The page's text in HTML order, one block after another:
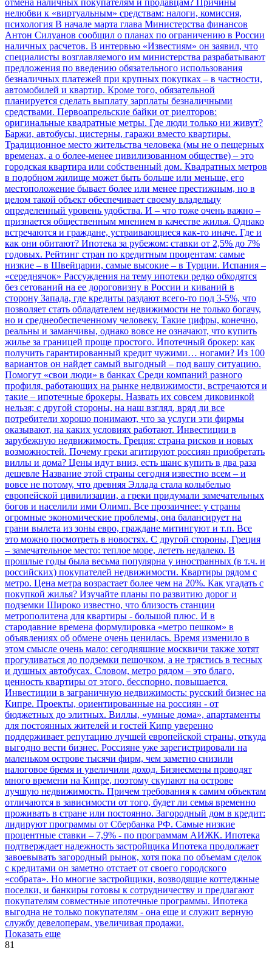
нелюбви к «виртуальным» средствам: налоги, комиссия,
психология В начале марта глава Министерства финансов
Антон Силуанов сообщил о планах по ограничению в России
наличных расчетов. В интервью «Известиям» он заявил, что
специалисты возглавляемого им министерства разрабатывают
предложения по введению обязательного использования
безналичных платежей при крупных покупках – в частности,
автомобилей и квартир. Кроме того, обязательной
планируется сделать выплату зарплаты безналичными
средствами. Первоапрельские байки от риелторов:
оригинальные квадратные метры. Где люди только ни живут?
Баржи, автобусы, цистерны, гаражи вместо квартиры.
Традиционное место жительства человека (мы не о пещерных
временах, а о более-менее цивилизованном обществе) – это
городская квартира или собственный дом. Квадратных метров
в подобном жилище может быть больше или меньше, его
местоположение бывает более или менее престижным, но в
целом такой объект обеспечивает своему владельцу
определенный уровень удобства. И – что тоже очень важно –
признается общественным мнением в качестве жилья. Однако
встречаются и граждане, устраивающиеся как-то иначе. Где и
как они обитают? Ипотека за рубежом: ставки от 2,5% до 7%
годовых. Рейтинг стран по кредитным процентам: самые
низкие – в Швейцарии, самые высокие – в Турции. Испания –
«середнячок» Рассуждения на тему ипотеки редко обходятся
без сетований на ее дороговизну в России и киваний в
сторону Запада, где кредиты раздают всего-то под 3-5%, что
позволяет стать обладателем недвижимости не только богачу,
но и среднеобеспеченному человеку. Такие цифры, конечно,
реальны и заманчивы, однако вовсе не означают, что купить
жилье за границей проще простого. Ипотечный брокер: как
получить гарантированный кредит чужими… ногами? Из 100
вариантов он найдет самый выгодный – под вашу ситуацию.
Помогут «свои люди» в банках Среди компаний разного
профиля, работающих на рынке недвижимости, встречаются и
такие – ипотечные брокеры. Назвать их совсем диковинкой
нельзя; с другой стороны, на наш взгляд, вряд ли все
потребители хорошо понимают, что за услуги эти фирмы
оказывают, на каких условиях работают. Инвестиции в
зарубежную недвижимость. Греция: страна рисков и новых
возможностей. Почему греки агитируют россиян приобретать
виллы и дома? Цены идут вниз, есть шанс купить в два раза
дешевле Название этой страны сегодня известно всем – и
вовсе не потому, что древняя Эллада стала колыбелью
европейской цивилизации, а греки придумали замечательных
богов и населили ими Олимп. Все прозаичнее: у страны
огромные экономические проблемы, она балансирует на
грани вылета из зоны евро, граждане митингуют и т.п. Все
это можно посмотреть в новостях. С другой стороны, Греция
– замечательное место: теплое море, лететь недалеко. В
прошлые годы была весьма популярна у иностранных (в т.ч. и
российских) покупателей недвижимости. Квартиры рядом с
метро. Цена метра возрастает более чем на 20%. Как угадать с
покупкой жилья? Изучайте планы по развитию дорог и
подземки Широко известно, что близость станции
метрополитена для квартиры - большой плюс. И в
стародавние времена формулировка «метро пешком» в
объявлениях об обмене очень ценилась. Время изменило в
этом смысле очень мало: сегодняшние москвичи также хотят
прогуливаться до подземки пешочком, а не трястись в тесных
и душных автобусах. Словом, метро рядом – это благо,
ценность квартиры от этого, бесспорно, повышается.
Инвестиции в заграничную недвижимость: русский бизнес на
Кипре. Проекты, ориентированные на россиян - от
бюджетных до элитных. Виллы, «умные дома», апартаменты
для постоянных жителей и гостей Кипр уверенно
поддерживает репутацию лучшей европейской страны, откуда
выгодно вести бизнес. Россияне уже зарегистрировали на
маленьком острове тысячи фирм, чем заметно снизили
налоговое бремя и увеличили доход. Бизнесмены проводят
много времени на Кипре, поэтому скупают на острове
лучшую недвижимость. Причем требования к самим объектам
отличаются в зависимости от того, будет ли семья временно
проживать в стране или постоянно. Загородный дом в кредит:
лидируют программы от Сбербанка РФ. Самые низкие
процентные ставки – 7,9% - по программам АИЖК. Ипотека
подтверждает надежность застройщика Ипотека продолжает
завоевывать загородный рынок, хотя пока по объемам сделок
с кредитами он заметно отстает от своего городского
«собрата». Но многие застройщики, возводящие коттеджные
поселки, и банкиры готовы к сотрудничеству и предлагают
покупателям совместные ипотечные программы. Ипотека
выгодна не только покупателям - она еще и служит верную
службу девелоперам, увеличивая продажи.
Показать еще
81